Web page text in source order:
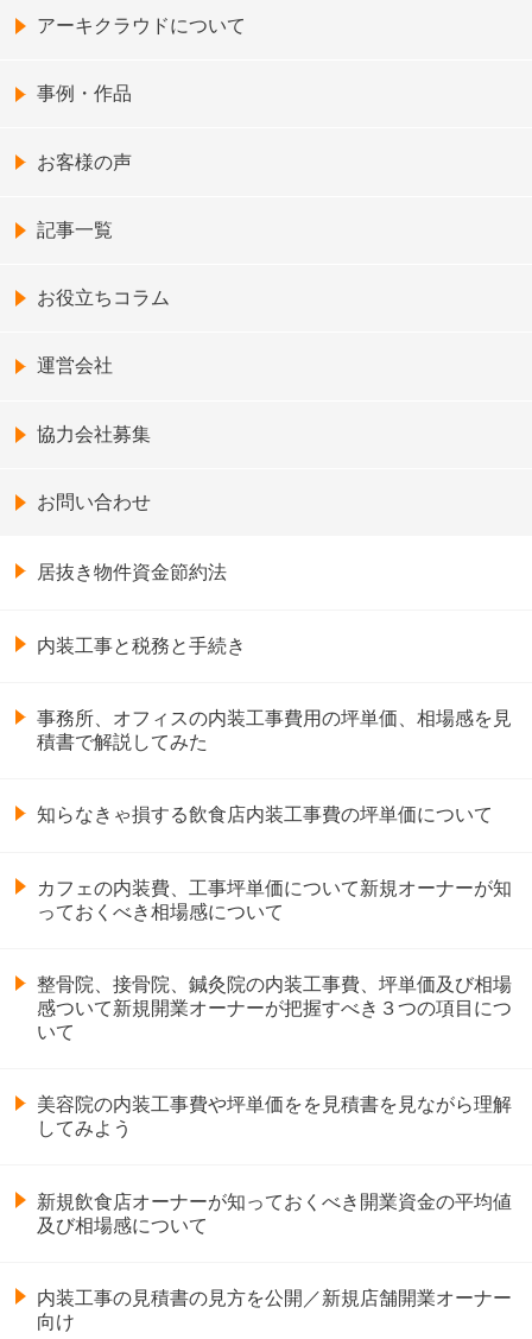
アーキクラウドについて
事例・作品
お客様の声
記事一覧
お役立ちコラム
運営会社
協力会社募集
お問い合わせ
居抜き物件資金節約法
内装工事と税務と手続き
事務所、オフィスの内装工事費用の坪単価、相場感を見
積書で解説してみた
知らなきゃ損する飲食店内装工事費の坪単価について
カフェの内装費、工事坪単価について新規オーナーが知
っておくべき相場感について
整骨院、接骨院、鍼灸院の内装工事費、坪単価及び相場
感ついて新規開業オーナーが把握すべき３つの項目につ
いて
美容院の内装工事費や坪単価をを見積書を見ながら理解
してみよう
新規飲食店オーナーが知っておくべき開業資金の平均値
及び相場感について
内装工事の見積書の見方を公開／新規店舗開業オーナー
向け